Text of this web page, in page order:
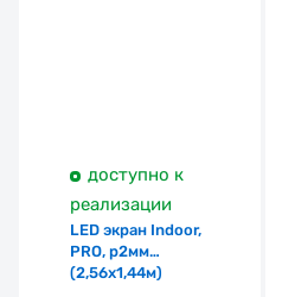
доступно к
реализации
LED экран Indoor,
PRO, p2мм
(2,56х1,44м)